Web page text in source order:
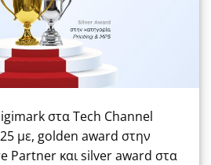
στα Tech Channel
με, golden award στην
Partner και silver award στα